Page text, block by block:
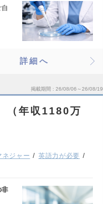
詳細へ
掲載期間 26/08/06～26/08/19
（年収1180万
ネジャー
英語力が必要
非